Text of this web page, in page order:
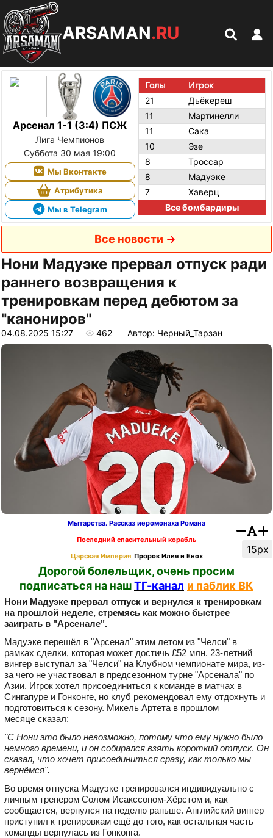
ARSAMAN.RU
Арсенал 1-1 (3:4) ПСЖ
Лига Чемпионов
Суббота 30 мая 19:00
Мы Вконтакте
Атрибутика
Мы в Telegram
Голы
Игрок
21
Дьёкереш
11
Мартинелли
11
Сака
10
Эзе
8
Троссар
8
Мадуэке
7
Хаверц
Все бомбардиры
Все новости
Нони Мадуэке прервал отпуск ради
раннего возвращения к
тренировкам перед дебютом за
"канониров"
04.08.2025 15:27 462 Автор: Черный_Тарзан
15px
Мытарства. Рассказ иеромонаха Романа
Последний спасительный корабль
Царская Империя Пророк Илия и Енох
Дорогой болельщик, очень просим
подписаться на нашТГ-канал и паблик ВК
Нони Мадуэке прервал отпуск и вернулся к тренировкам
на прошлой неделе, стремясь как можно быстрее
заиграть в "Арсенале".
Мадуэке перешёл в "Арсенал" этим летом из "Челси" в
рамках сделки, которая может достичь £52 млн. 23-летний
вингер выступал за "Челси" на Клубном чемпионате мира, из-
за чего не участвовал в предсезонном турне "Арсенала" по
Азии. Игрок хотел присоединиться к команде в матчах в
Сингапуре и Гонконге, но клуб рекомендовал ему отдохнуть и
подготовиться к сезону. Микель Артета в прошлом
месяце сказал:
"С Нони это было невозможно, потому что ему нужно было
немного времени, и он собирался взять короткий отпуск. Он
сказал, что хочет присоединиться сразу, как только мы
вернёмся".
Во время отпуска Мадуэке тренировался индивидуально с
личным тренером Солом Исакссоном-Хёрстом и, как
сообщается, вернулся на неделю раньше. Английский вингер
приступил к тренировкам ещё до того, как остальная часть
команды вернулась из Гонконга.